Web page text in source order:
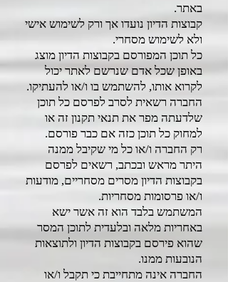
באתר.
קבוצות הדיון נועדו אך ורק לשימוש אישי
ולא לשימוש מסחרי.
כל תוכן המפורסם בקבוצות הדיון מוצג
באופן שכל אדם שנרשם לאתר יכול
לקרוא אותו, להשתמש בו ו/או להעתיקו.
החברה רשאית לסרב לפרסם כל תוכן
שלדעתה מפר את תנאי תקנון זה או
למחוק כל תוכן כזה אם כבר פורסם.
רק החברה ו/או כל מי שקיבל ממנה
היתר מראש ובכתב, רשאים לפרסם
בקבוצות הדיון מסרים מסחריים, מודעות
ו/או פרסומות מסחריות.
המשתמש בלבד הוא זה אשר ישא
באחריות מלאה ובלעדית לתוכן המסר
שהוא פירסם בקבוצות הדיון ולתוצאות
הנובעות ממנו.
החברה אינה מתחייבת כי תקבל ו/או